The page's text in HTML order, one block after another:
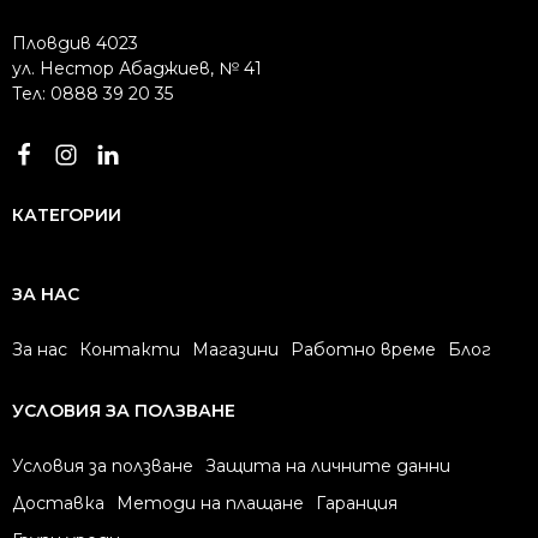
Пловдив 4023
ул. Нестор Абаджиев, № 41
Тел: 0888 39 20 35
КАТЕГОРИИ
ЗА НАС
За нас Контакти Магазини Работно време Блог
УСЛОВИЯ ЗА ПОЛЗВАНЕ
Условия за ползване
Защита на личните данни
Доставка
Методи на плащане
Гаранция